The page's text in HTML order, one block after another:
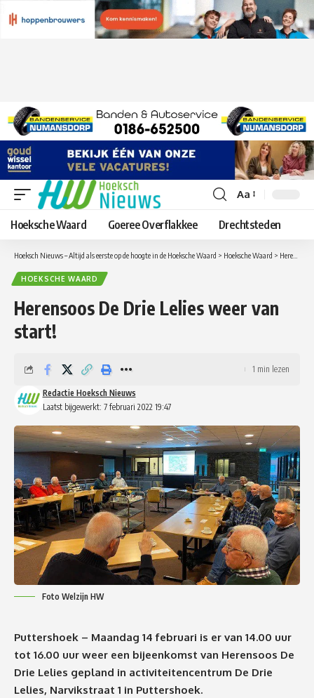
Lettergrootte
aanpassen
Aa
Hoeksche Waard Goeree Overflakkee Drechtsteden
Hoeksch Nieuws – Altijd als eerste op de hoogte in de Hoeksche Waard > Hoeksche Waard > Herensoos De Drie Lelies weer van start!
HOEKSCHE WAARD
Herensoos De Drie Lelies weer van
start!
Laatst bijgewerkt: 7 februari 2022 19:47
Redactie Hoeksch Nieuws
1 min lezen
Foto Welzijn HW
Puttershoek – Maandag 14 februari is er van 14.00 uur
tot 16.00 uur weer een bijeenkomst van Herensoos De
Drie Lelies gepland in activiteitencentrum De Drie
Lelies, Narvikstraat 1 in Puttershoek.